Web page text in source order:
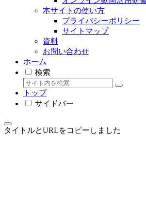
本サイトの使い方
プライバシーポリシー
サイトマップ
資料
お問い合わせ
ホーム
検索
トップ
サイドバー
タイトルとURLをコピーしました